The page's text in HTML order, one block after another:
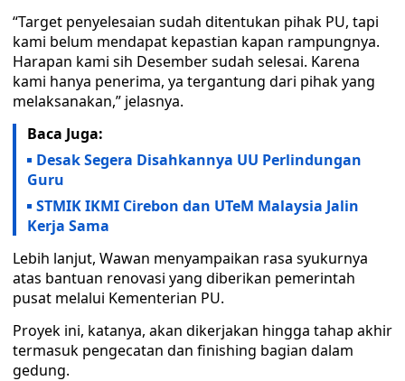
“Target penyelesaian sudah ditentukan pihak PU, tapi
kami belum mendapat kepastian kapan rampungnya.
Harapan kami sih Desember sudah selesai. Karena
kami hanya penerima, ya tergantung dari pihak yang
melaksanakan,” jelasnya.
Baca Juga:
Desak Segera Disahkannya UU Perlindungan
Guru
STMIK IKMI Cirebon dan UTeM Malaysia Jalin
Kerja Sama
Lebih lanjut, Wawan menyampaikan rasa syukurnya
atas bantuan renovasi yang diberikan pemerintah
pusat melalui Kementerian PU.
Proyek ini, katanya, akan dikerjakan hingga tahap akhir
termasuk pengecatan dan finishing bagian dalam
gedung.